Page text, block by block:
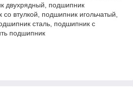
двухрядный, подшипник
втулкой, подшипник игольчатый,
сталь, подшипник с
подшипник